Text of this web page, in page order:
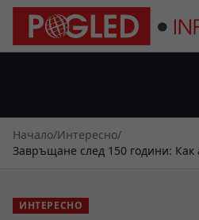
Начало/Интересно/
Завръщане след 150 години: Как
ИНТЕРЕСНО